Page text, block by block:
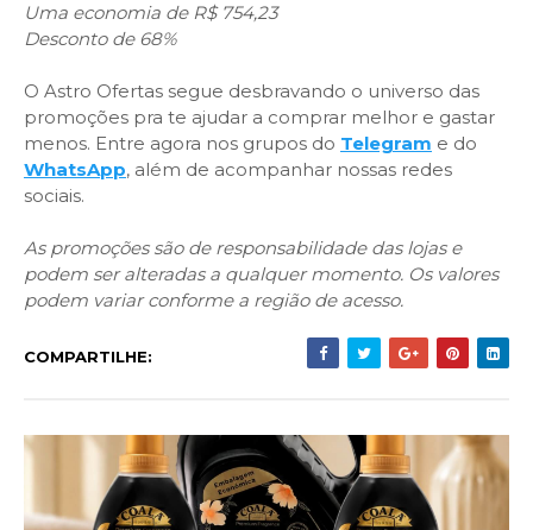
Uma economia de R$ 754,23
Desconto de 68%
O Astro Ofertas segue desbravando o universo das
promoções pra te ajudar a comprar melhor e gastar
menos. Entre agora nos grupos do Telegram e do
WhatsApp, além de acompanhar nossas redes
sociais.
As promoções são de responsabilidade das lojas e
podem ser alteradas a qualquer momento. Os valores
podem variar conforme a região de acesso.
COMPARTILHE: